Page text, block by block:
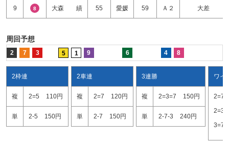
9 8 大森 績 55 愛媛 59 Ａ２ 大差
周回予想
2 7 3 5 1 9 6 4 8
2枠連
複 2=5 110円
単 2-5 150円
2車連
複 2=7 120円
単 2-7 150円
3連勝
複 2=3=7 150円
単 2-7-3 240円
ワイ
2=7
2=3
3=7